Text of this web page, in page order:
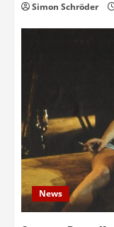
Simon Schröder
News